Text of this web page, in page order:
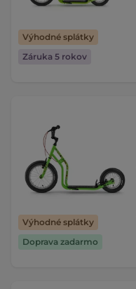
Výhodné splátky
Záruka 5 rokov
Výhodné splátky
Doprava zadarmo